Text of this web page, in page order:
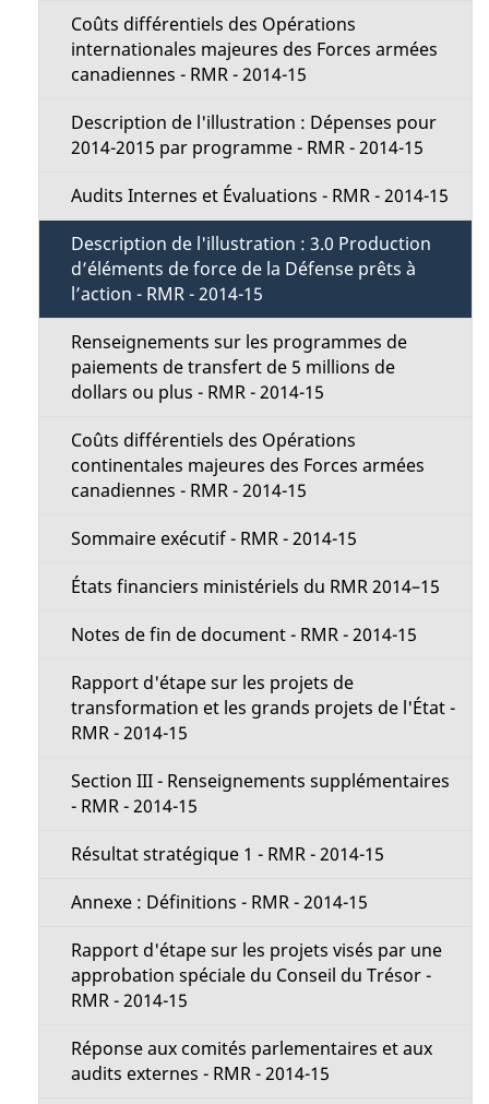
Coûts différentiels des Opérations
internationales majeures des Forces armées
canadiennes - RMR - 2014-15
Description de l'illustration : Dépenses pour
2014-2015 par programme - RMR - 2014-15
Audits Internes et Évaluations - RMR - 2014-15
Description de l'illustration : 3.0 Production
d’éléments de force de la Défense prêts à
l’action - RMR - 2014-15
Renseignements sur les programmes de
paiements de transfert de 5 millions de
dollars ou plus - RMR - 2014-15
Coûts différentiels des Opérations
continentales majeures des Forces armées
canadiennes - RMR - 2014-15
Sommaire exécutif - RMR - 2014-15
États financiers ministériels du RMR 2014–15
Notes de fin de document - RMR - 2014-15
Rapport d'étape sur les projets de
transformation et les grands projets de l'État -
RMR - 2014-15
Section III - Renseignements supplémentaires
- RMR - 2014-15
Résultat stratégique 1 - RMR - 2014-15
Annexe : Définitions - RMR - 2014-15
Rapport d'étape sur les projets visés par une
approbation spéciale du Conseil du Trésor -
RMR - 2014-15
Réponse aux comités parlementaires et aux
audits externes - RMR - 2014-15